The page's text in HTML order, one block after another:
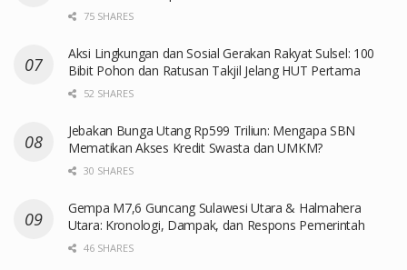
75 SHARES
Aksi Lingkungan dan Sosial Gerakan Rakyat Sulsel: 100
Bibit Pohon dan Ratusan Takjil Jelang HUT Pertama
52 SHARES
Jebakan Bunga Utang Rp599 Triliun: Mengapa SBN
Mematikan Akses Kredit Swasta dan UMKM?
30 SHARES
Gempa M7,6 Guncang Sulawesi Utara & Halmahera
Utara: Kronologi, Dampak, dan Respons Pemerintah
46 SHARES